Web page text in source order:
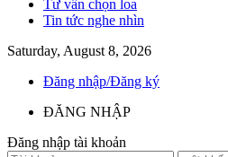
Tư vấn chọn loa
Tin tức nghe nhìn
Saturday, August 8, 2026
Đăng nhập/Đăng ký
ĐĂNG NHẬP
Đăng nhập tài khoản